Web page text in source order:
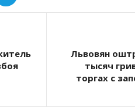
Львовян
тысяч
торгах с